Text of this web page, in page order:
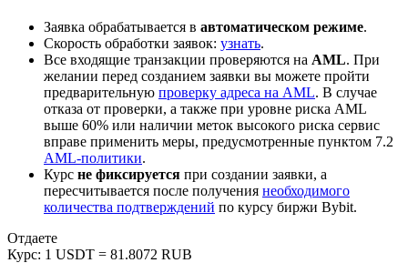
Заявка обрабатывается в автоматическом режиме.
Скорость обработки заявок: узнать.
Все входящие транзакции проверяются на AML. При
желании перед созданием заявки вы можете пройти
предварительную проверку адреса на AML. В случае
отказа от проверки, а также при уровне риска AML
выше 60% или наличии меток высокого риска сервис
вправе применить меры, предусмотренные пунктом 7.2
AML-политики.
Курс не фиксируется при создании заявки, а
пересчитывается после получения необходимого
количества подтверждений по курсу биржи Bybit.
Отдаете
Курс: 1 USDT = 81.8072 RUB